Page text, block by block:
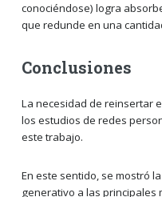
conociéndose) logra
que redunde en una
Conclusiones
La necesidad de reinsertar
los estudios de redes
este trabajo.
En este sentido, se mostró
generativo a las